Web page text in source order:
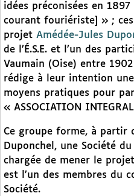
idées préconisées en
courant fouriériste] » ;
projet Amédée-Jules
de l’É.S.E. et l’un des
Vaumain (Oise) entre
rédige à leur intention
moyens pratiques pour
« ASSOCIATION
Ce groupe forme, à partir
Duponchel, une Société
chargée de mener le
est l’un des membres du
Société.